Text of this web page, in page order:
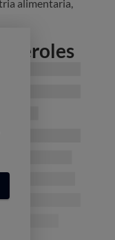
alimentaria,
o Ayucol